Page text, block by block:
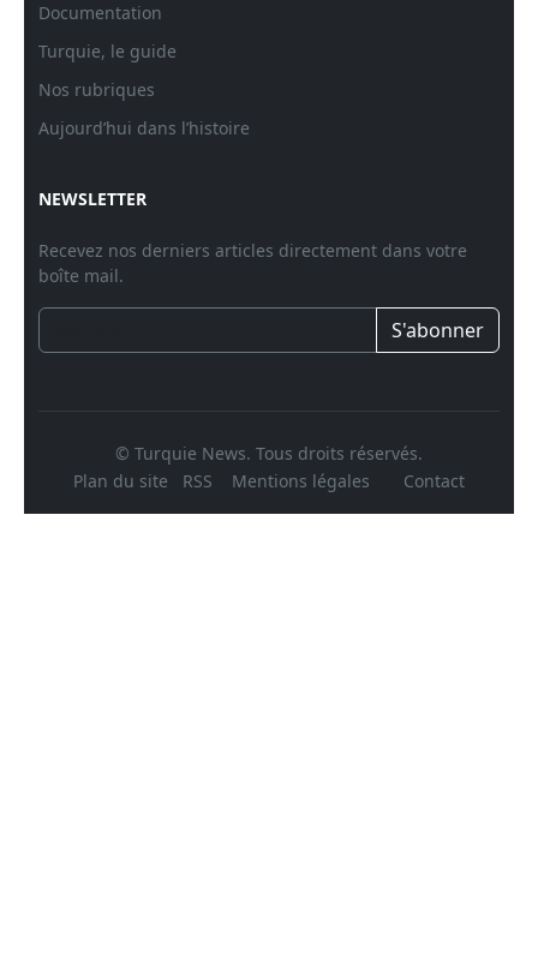
Documentation
Turquie, le guide
Nos rubriques
Aujourd’hui dans l’histoire
NEWSLETTER
Recevez nos derniers articles directement dans votre
boîte mail.
S'abonner
© Turquie News. Tous droits réservés.
Plan du site
RSS Mentions légales Contact